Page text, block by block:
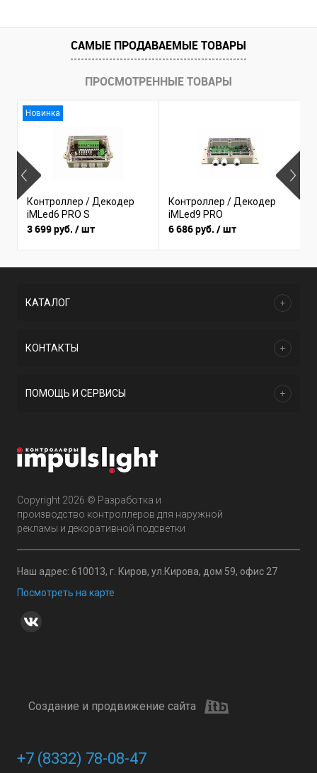
САМЫЕ ПРОДАВАЕМЫЕ ТОВАРЫ
ПРОСМОТРЕННЫЕ ТОВАРЫ
Новинка
Контроллер / Декодер
iMLed6 PRO S
3 699 руб. / шт
Контроллер / Декодер
iMLed9 PRO
6 686 руб. / шт
Copyright 2026 © Разработка и
производство контроллеров для наружной
рекламы и декоративной подсветки
Наш адрес: 610013, г. Киров, ул.Кирова, дом 59, офис 27
Посмотреть на карте
Создание и продвижение сайта
КАТАЛОГ
КОНТАКТЫ
ПОМОЩЬ И СЕРВИСЫ
+7 (8332) 78-08-47